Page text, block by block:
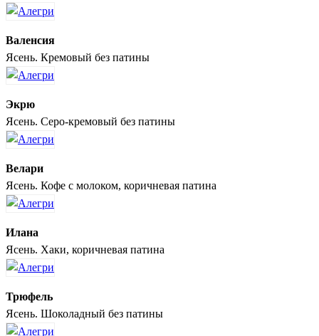
Валенсия
Ясень. Кремовый без патины
Экрю
Ясень. Серо-кремовый без патины
Велари
Ясень. Кофе с молоком, коричневая патина
Илана
Ясень. Хаки, коричневая патина
Трюфель
Ясень. Шоколадный без патины